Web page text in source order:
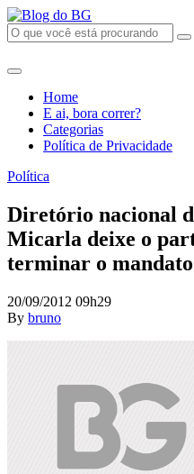
Home
E ai, bora correr?
Categorias
Política de Privacidade
Política
Diretório nacional
Micarla deixe o
terminar o mandato
20/09/2012 09h29
By bruno